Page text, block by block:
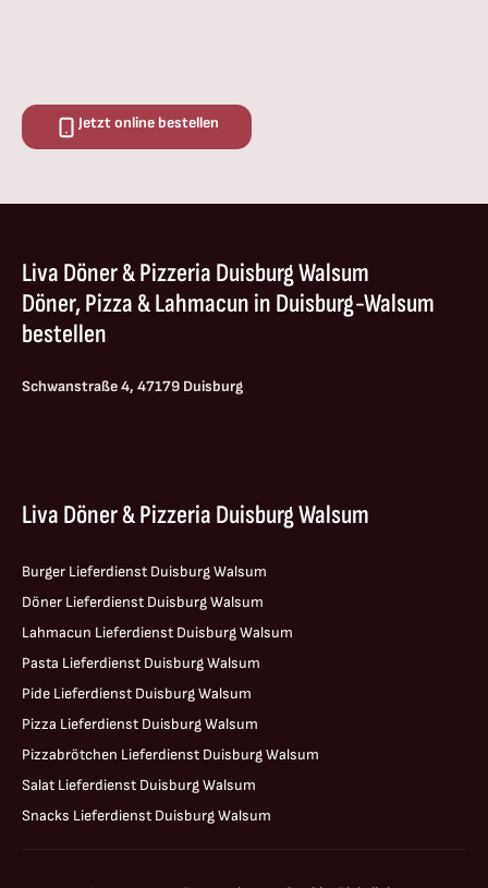
Jetzt online bestellen
Liva Döner & Pizzeria Duisburg Walsum
Döner, Pizza & Lahmacun in Duisburg-Walsum
bestellen
Schwanstraße 4, 47179 Duisburg
Liva Döner & Pizzeria Duisburg Walsum
Burger Lieferdienst Duisburg Walsum
Döner Lieferdienst Duisburg Walsum
Lahmacun Lieferdienst Duisburg Walsum
Pasta Lieferdienst Duisburg Walsum
Pide Lieferdienst Duisburg Walsum
Pizza Lieferdienst Duisburg Walsum
Pizzabrötchen Lieferdienst Duisburg Walsum
Salat Lieferdienst Duisburg Walsum
Snacks Lieferdienst Duisburg Walsum